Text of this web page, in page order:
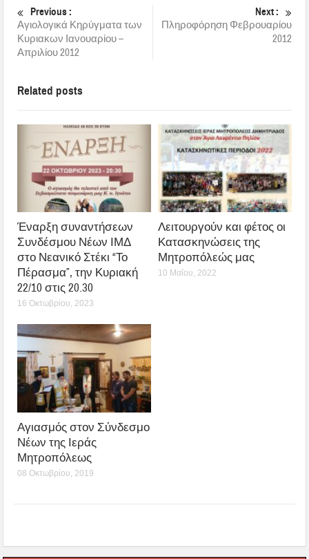
Previous :
Αγιολογικά Κηρύγματα των
Κυριακων Ιανουαρίου –
Απριλίου 2012
Next :
Πληροφόρηση Φεβρουαρίου
2012
Related posts
Έναρξη συναντήσεων
Συνδέσμου Νέων ΙΜΔ
στο Νεανικό Στέκι “Το
Πέρασμα”, την Κυριακή
22/10 στις 20.30
16 Οκτωβρίου, 2023
Λειτουργούν και φέτος οι
Κατασκηνώσεις της
Μητροπόλεώς μας
10 Μαΐου, 2022
Αγιασμός στον Σύνδεσμο
Νέων της Ιεράς
Μητροπόλεως
08 Οκτωβρίου, 2019